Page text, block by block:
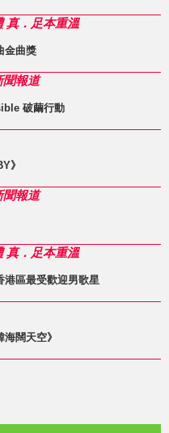
真．足本重溫
金曲獎
聞報道
破繭行動
》
聞報道
真．足本重溫
港區最受歡迎男歌星
闊天空》